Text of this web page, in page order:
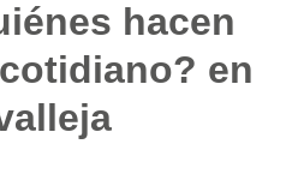
hacen
en